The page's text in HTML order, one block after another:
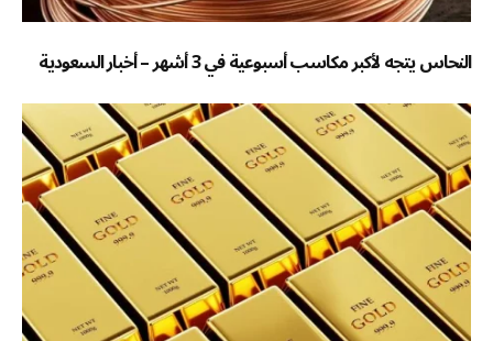
النحاس يتجه لأكبر مكاسب أسبوعية في 3 أشهر – أخبار السعودية